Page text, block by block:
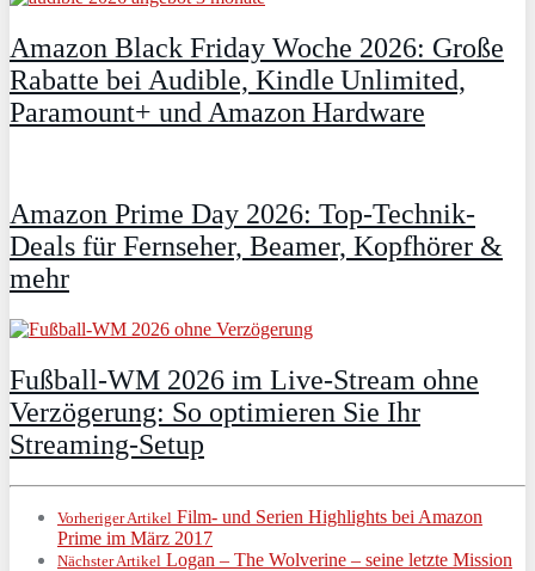
Amazon Black Friday Woche 2026: Große
Rabatte bei Audible, Kindle Unlimited,
Paramount+ und Amazon Hardware
Amazon Prime Day 2026: Top-Technik-
Deals für Fernseher, Beamer, Kopfhörer &
mehr
Fußball-WM 2026 im Live-Stream ohne
Verzögerung: So optimieren Sie Ihr
Streaming-Setup
Vorheriger Artikel Film- und Serien Highlights bei Amazon
Prime im März 2017
Nächster Artikel Logan – The Wolverine – seine letzte Mission